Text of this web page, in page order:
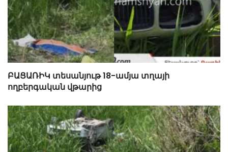
ԲԱՑԱՌԻԿ տեսանյութ 18-ամյա տղայի
ողբերգական վթարից